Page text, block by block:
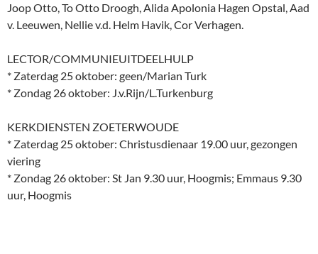
Joop Otto, To Otto Droogh, Alida Apolonia Hagen Opstal, Aad
v. Leeuwen, Nellie v.d. Helm Havik, Cor Verhagen.
LECTOR/COMMUNIEUITDEELHULP
* Zaterdag 25 oktober: geen/Marian Turk
* Zondag 26 oktober: J.v.Rijn/L.Turkenburg
KERKDIENSTEN ZOETERWOUDE
* Zaterdag 25 oktober: Christusdienaar 19.00 uur, gezongen
viering
* Zondag 26 oktober: St Jan 9.30 uur, Hoogmis; Emmaus 9.30
uur, Hoogmis